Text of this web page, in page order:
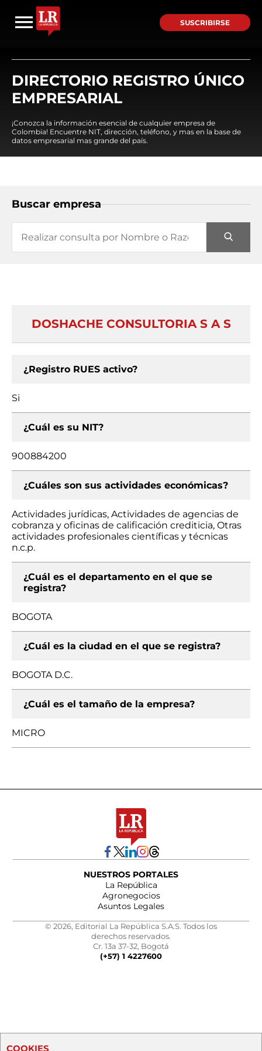
SUSCRIBIRSE
DIRECTORIO REGISTRO ÚNICO
EMPRESARIAL
¡Conozca la información esencial de cualquier empresa de
Colombia! Encuentre NIT, dirección, teléfono, y mas en la base de
datos empresarial mas grande del país.
Buscar empresa
DOSHACHE CONSULTORIA S A S
¿Registro RUES activo?
Si
¿Cuál es su NIT?
900884200
¿Cuáles son sus actividades económicas?
Actividades jurídicas, Actividades de agencias de
cobranza y oficinas de calificación crediticia, Otras
actividades profesionales científicas y técnicas
n.c.p.
¿Cuál es el departamento en el que se
registra?
BOGOTA
¿Cuál es la ciudad en el que se registra?
BOGOTA D.C.
¿Cuál es el tamaño de la empresa?
MICRO
NUESTROS PORTALES
La República
Agronegocios
Asuntos Legales
© 2026, Editorial La República S.A.S. Todos los
derechos reservados.
Cr. 13a 37-32, Bogotá
(+57) 1 4227600
COOKIES